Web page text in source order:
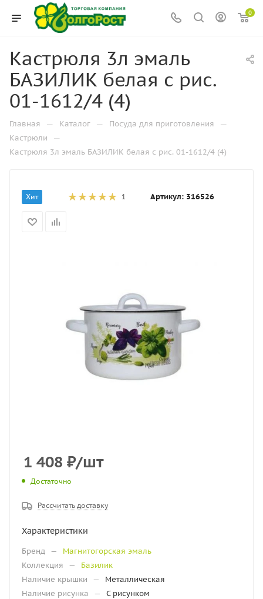
0
Кастрюля 3л эмаль
БАЗИЛИК белая с рис.
01-1612/4 (4)
Главная — Каталог — Посуда для приготовления —
Кастрюли —
Кастрюля 3л эмаль БАЗИЛИК белая с рис. 01-1612/4 (4)
Хит 1 Артикул: 316526
1 408 ₽/шт
Достаточно
Рассчитать доставку
Характеристики
Бренд —
Магнитогорская эмаль
Коллекция
—
Базилик
Наличие крышки
—
Металлическая
Наличие рисунка
—
С рисунком